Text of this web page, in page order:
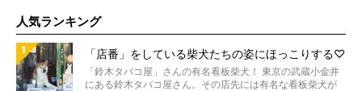
人気ランキング
「店番」をしている柴犬たちの姿にほっこりする♡
「鈴木タバコ屋」さんの有名看板柴犬！ 東京の武蔵小金井
にある鈴木タバコ屋さん。その店先には有名な看板柴犬が